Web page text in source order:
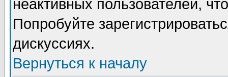
неактивных пользователей,
Попробуйте
дискуссиях.
Вернуться к началу